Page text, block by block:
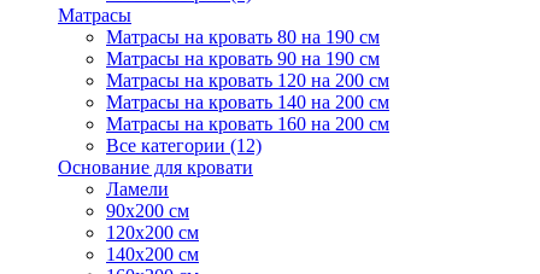
Матрасы
Матрасы на кровать 80 на 190 см
Матрасы на кровать 90 на 190 см
Матрасы на кровать 120 на 200 см
Матрасы на кровать 140 на 200 см
Матрасы на кровать 160 на 200 см
Все категории (12)
Основание для кровати
Ламели
90х200 см
120х200 см
140х200 см